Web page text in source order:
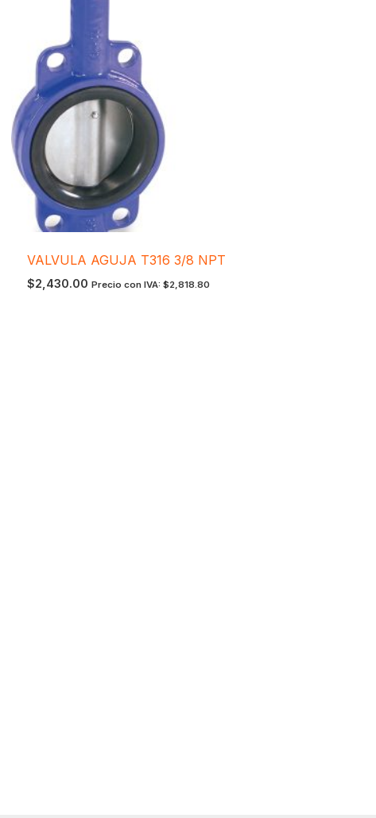
VALVULA AGUJA T316 3/8 NPT
$2,430.00 Precio con IVA: $2,818.80